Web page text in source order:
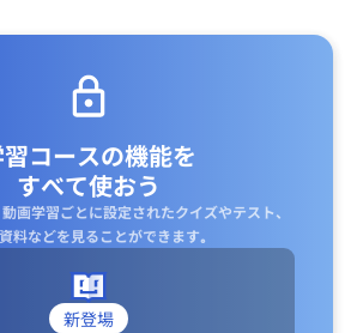
コースの機能を
すべて使おう
画学習ごとに設定されたクイズやテスト、
料などを見ることができます｡
新登場